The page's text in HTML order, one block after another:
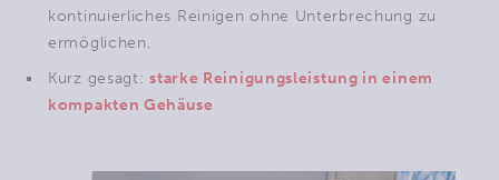
kontinuierliches Reinigen ohne Unterbrechung zu
ermöglichen.
Kurz gesagt:starke Reinigungsleistung in einem
kompakten Gehäuse